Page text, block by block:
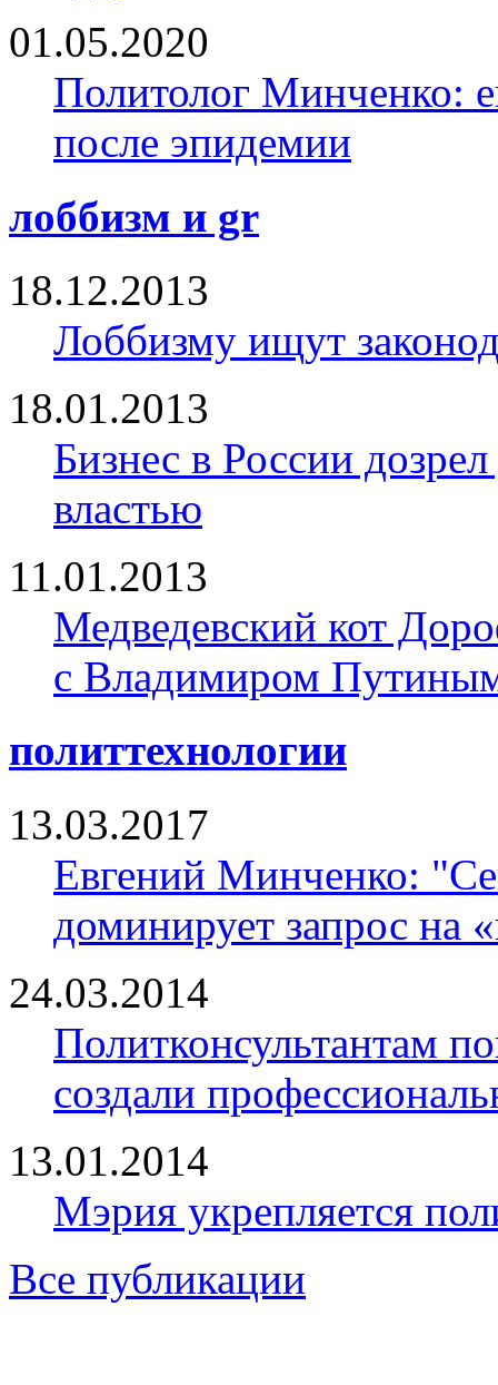
01.05.2020
Политолог Минченко:
после эпидемии
лоббизм и gr
18.12.2013
Лоббизму ищут
18.01.2013
Бизнес в России
властью
11.01.2013
Медведевский кот
с Владимиром
политтехнологии
13.03.2017
Евгений Минченко:
доминирует запрос на
24.03.2014
Политконсультантам
создали
13.01.2014
Мэрия укрепляется
Все публикации